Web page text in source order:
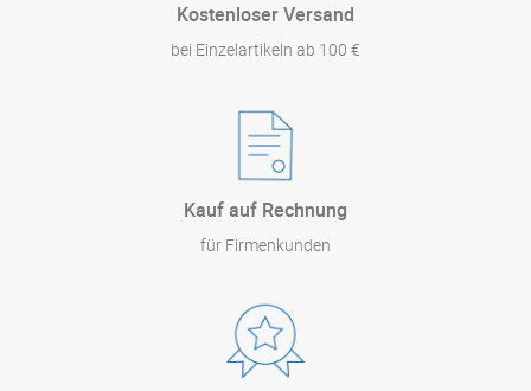
Kostenloser Versand
bei Einzelartikeln ab 100 €
Kauf auf Rechnung
für Firmenkunden